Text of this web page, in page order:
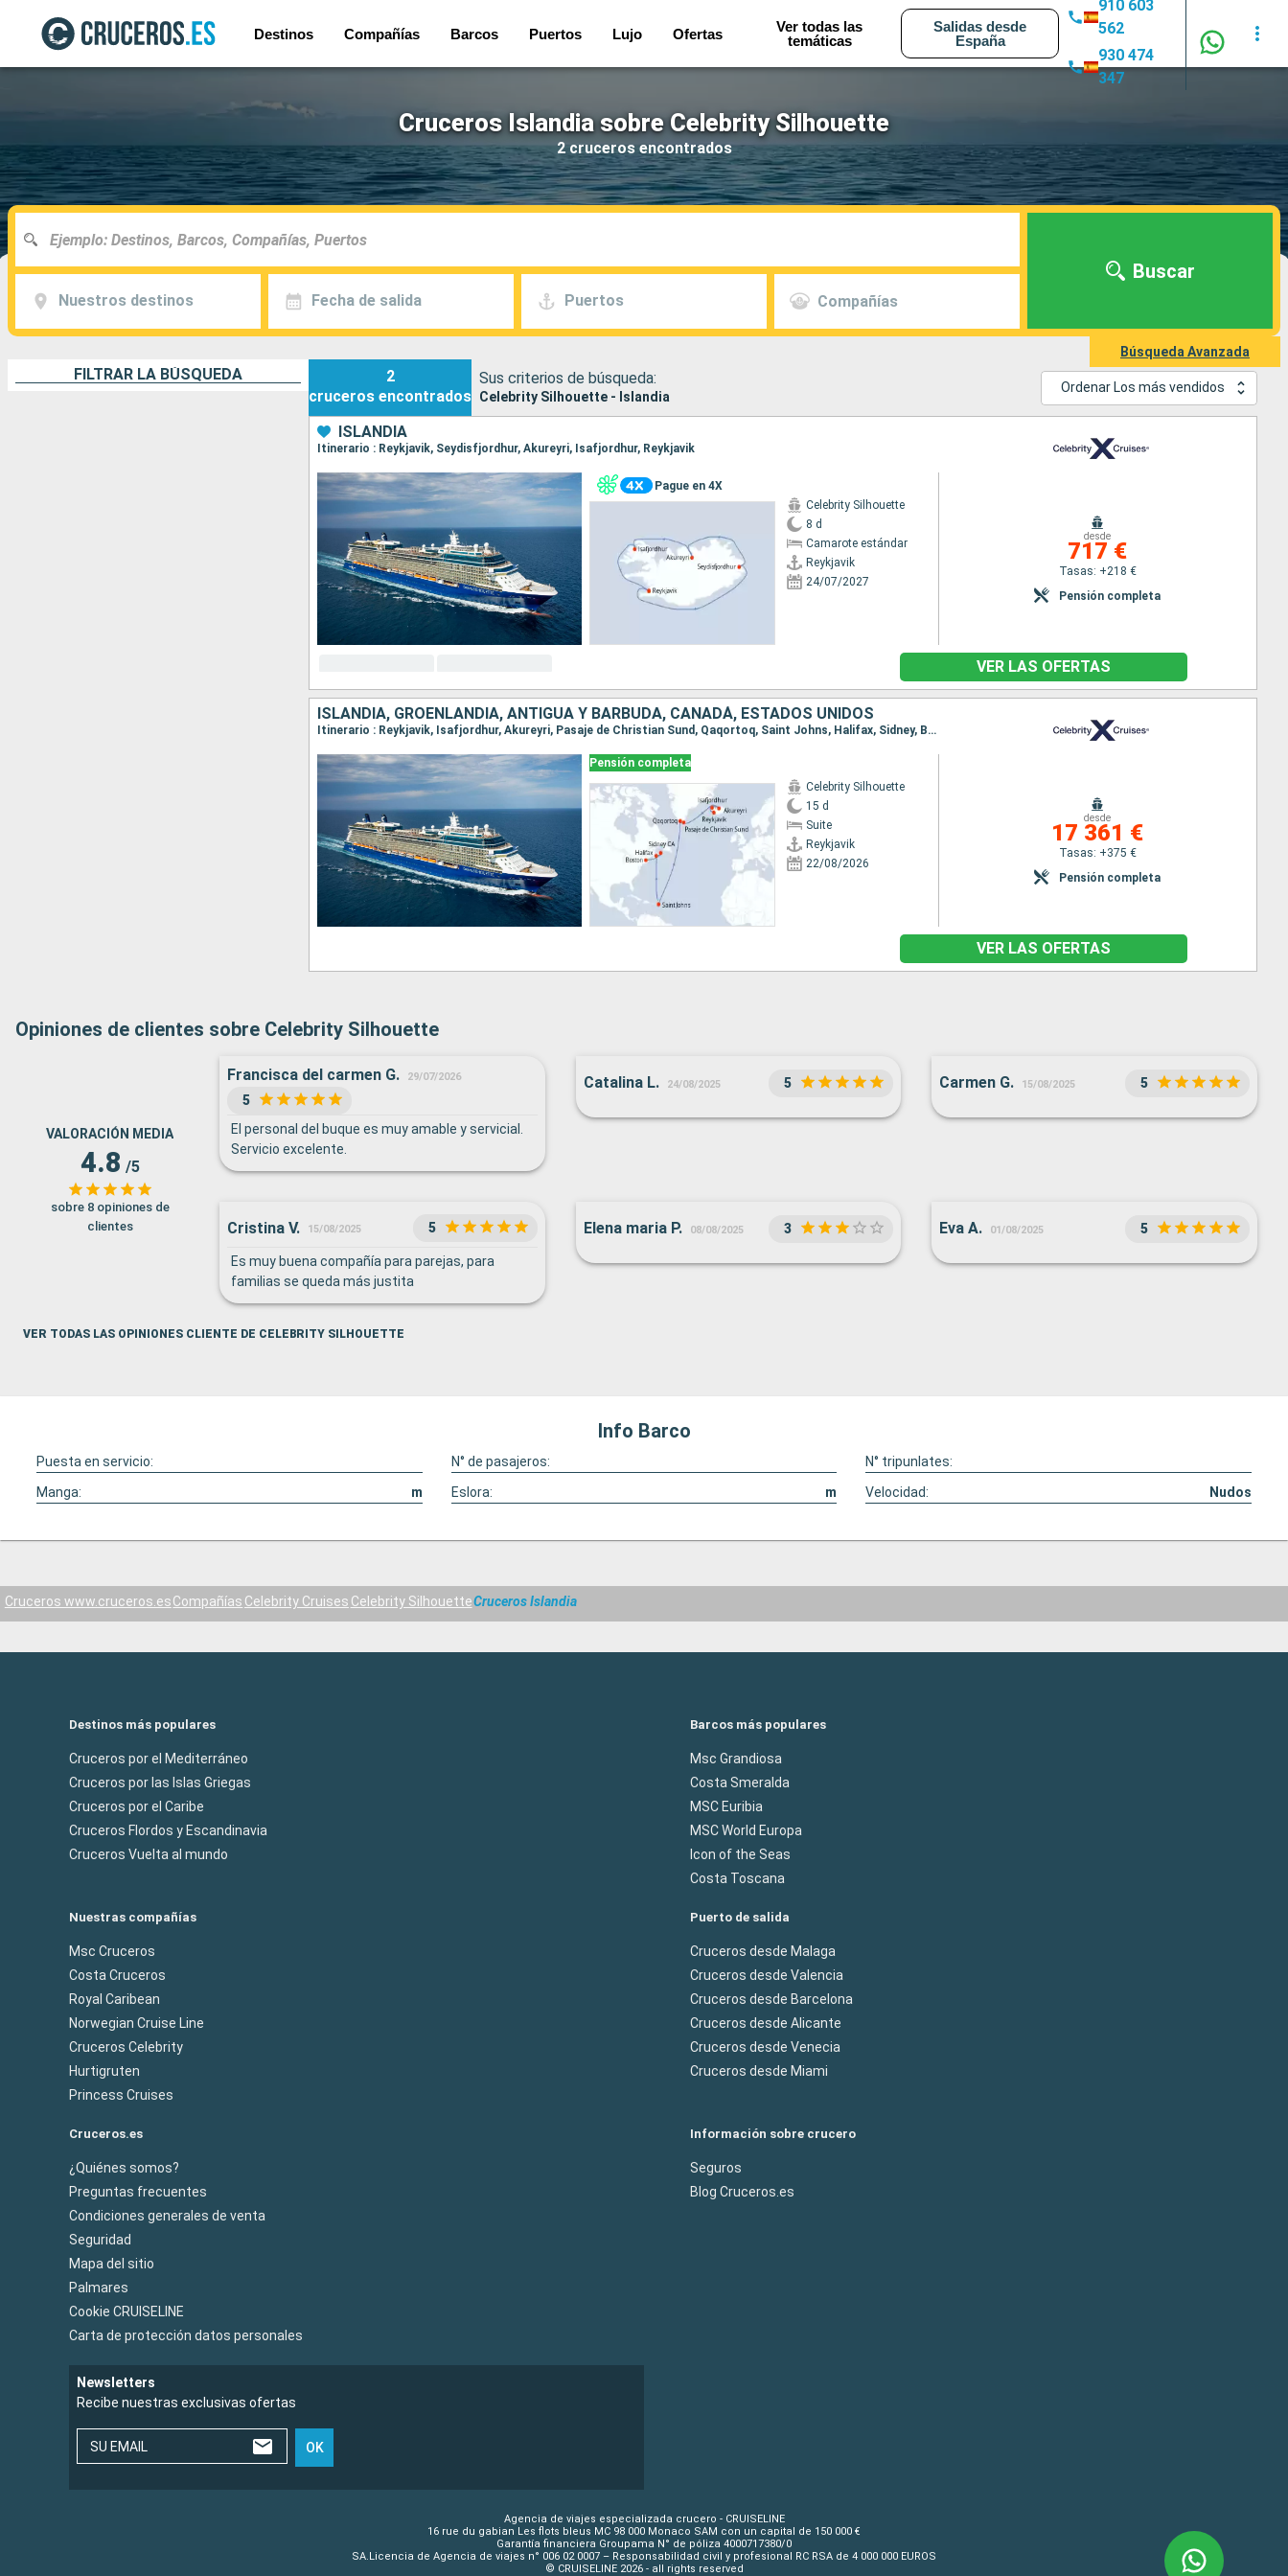
Destinos Compañías Barcos Puertos Lujo Ofertas
Ver todas las
temáticas
Salidas desde
España
910 603
562
930 474
347
Cruceros Islandia sobre Celebrity Silhouette
2 cruceros encontrados
Nuestros destinos Fecha de salida Puertos Compañías
Buscar
Búsqueda Avanzada
FILTRAR LA BÚSQUEDA
2
cruceros encontrados
Sus criterios de búsqueda:
Celebrity Silhouette - Islandia
Ordenar Los más vendidos
ISLANDIA
Itinerario : Reykjavik, Seydisfjordhur, Akureyri, Isafjordhur, Reykjavik
Pague en 4X
Celebrity Silhouette
8 d
Camarote estándar
Reykjavik
24/07/2027
desde
717 €
Tasas: +218 €
Pensión completa
VER LAS OFERTAS
ISLANDIA, GROENLANDIA, ANTIGUA Y BARBUDA, CANADÁ, ESTADOS UNIDOS
Itinerario : Reykjavik, Isafjordhur, Akureyri, Pasaje de Christian Sund, Qaqortoq, Saint Johns, Halifax, Sidney, Boston
Pensión completa
Celebrity Silhouette
15 d
Suite
Reykjavik
22/08/2026
desde
17 361 €
Tasas: +375 €
Pensión completa
VER LAS OFERTAS
Opiniones de clientes sobre Celebrity Silhouette
VALORACIÓN MEDIA
4.8 /5
sobre 8 opiniones de
clientes
Francisca del carmen G. 29/07/2026
5
El personal del buque es muy amable y servicial.
Servicio excelente.
Catalina L. 24/08/2025 5 Carmen G. 15/08/2025 5
Cristina V. 15/08/2025 5
Es muy buena compañía para parejas, para
familias se queda más justita
Elena maria P. 08/08/2025 3 Eva A. 01/08/2025 5
VER TODAS LAS OPINIONES CLIENTE DE CELEBRITY SILHOUETTE
Info Barco
Puesta en servicio: N° de pasajeros:
N° tripunlates:
Manga:
m Eslora: m Velocidad: Nudos
Cruceros www.cruceros.esCompañías Celebrity Cruises Celebrity SilhouetteCruceros Islandia
Destinos más populares
Cruceros por el Mediterráneo
Cruceros por las Islas Griegas
Cruceros por el Caribe
Cruceros Flordos y Escandinavia
Cruceros Vuelta al mundo
Barcos más populares
Msc Grandiosa
Costa Smeralda
MSC Euribia
MSC World Europa
Icon of the Seas
Costa Toscana
Nuestras compañías
Msc Cruceros
Costa Cruceros
Royal Caribean
Norwegian Cruise Line
Cruceros Celebrity
Hurtigruten
Princess Cruises
Puerto de salida
Cruceros desde Malaga
Cruceros desde Valencia
Cruceros desde Barcelona
Cruceros desde Alicante
Cruceros desde Venecia
Cruceros desde Miami
Cruceros.es
¿Quiénes somos?
Preguntas frecuentes
Condiciones generales de venta
Seguridad
Mapa del sitio
Palmares
Cookie CRUISELINE
Carta de protección datos personales
Información sobre crucero
Seguros
Blog Cruceros.es
Newsletters
Recibe nuestras exclusivas ofertas
SU EMAIL OK
Agencia de viajes especializada crucero - CRUISELINE
16 rue du gabian Les flots bleus MC 98 000 Monaco SAM con un capital de 150 000 €
Garantía financiera Groupama N° de póliza 4000717380/0
SA.Licencia de Agencia de viajes n° 006 02 0007 – Responsabilidad civil y profesional RC RSA de 4 000 000 EUROS
© CRUISELINE 2026 - all rights reserved